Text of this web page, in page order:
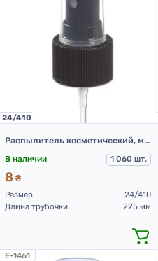
24/410
Распылитель косметический, модель 209В, 24/410, ребристая, черный, 225 мм.
В наличии 1 060 шт.
8 ₴
Размер
24/410
Длина трубочки
225 мм
E-1461